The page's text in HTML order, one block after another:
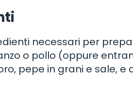
necessari per
o pollo (oppure
pepe in grani e sale, e